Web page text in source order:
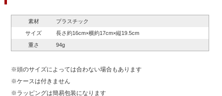
素材
プラスチック
サイズ
長さ約16cm×横約17cm×縦19.5cm
重さ
94g
※頭のサイズによっては合わない場合もあります
※ケースは付きません
※ラッピングは簡易包装になります